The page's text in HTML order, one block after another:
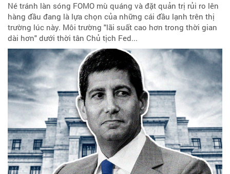
Né tránh làn sóng FOMO mù quáng và đặt quản trị rủi ro lên
hàng đầu đang là lựa chọn của những cái đầu lạnh trên thị
trường lúc này. Môi trường "lãi suất cao hơn trong thời gian
dài hơn" dưới thời tân Chủ tịch Fed...